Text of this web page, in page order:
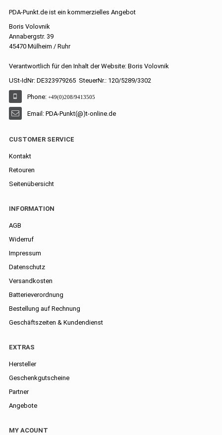
PDA-Punkt.de ist ein kommerzielles Angebot
Boris Volovnik
Annabergstr. 39
45470 Mülheim / Ruhr
Verantwortlich für den Inhalt der Website: Boris Volovnik
USt-IdNr: DE323979265 SteuerNr.: 120/5289/3302
Phone: +49(0)208/9413505
Email: PDA-Punkt(@)t-online.de
CUSTOMER SERVICE
Kontakt
Retouren
Seitenübersicht
INFORMATION
AGB
Widerruf
Impressum
Datenschutz
Versandkosten
Batterieverordnung
Bestellung auf Rechnung
Geschäftszeiten & Kundendienst
EXTRAS
Hersteller
Geschenkgutscheine
Partner
Angebote
MY ACOUNT